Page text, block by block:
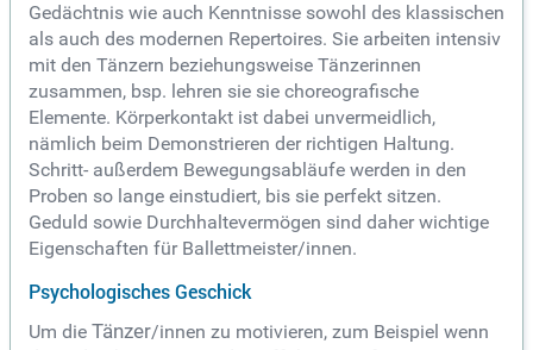
Gedächtnis wie auch Kenntnisse sowohl des klassischen
als auch des modernen Repertoires. Sie arbeiten intensiv
mit den Tänzern beziehungsweise Tänzerinnen
zusammen, bsp. lehren sie sie choreografische
Elemente. Körperkontakt ist dabei unvermeidlich,
nämlich beim Demonstrieren der richtigen Haltung.
Schritt- außerdem Bewegungsabläufe werden in den
Proben so lange einstudiert, bis sie perfekt sitzen.
Geduld sowie Durchhaltevermögen sind daher wichtige
Eigenschaften für Ballettmeister/innen.
Psychologisches Geschick
Um die Tänzer/innen zu motivieren, zum Beispiel wenn